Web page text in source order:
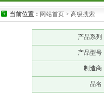
当前位置： 网站首页 > 高级搜索
产品系列
产品型号
制造商
品名